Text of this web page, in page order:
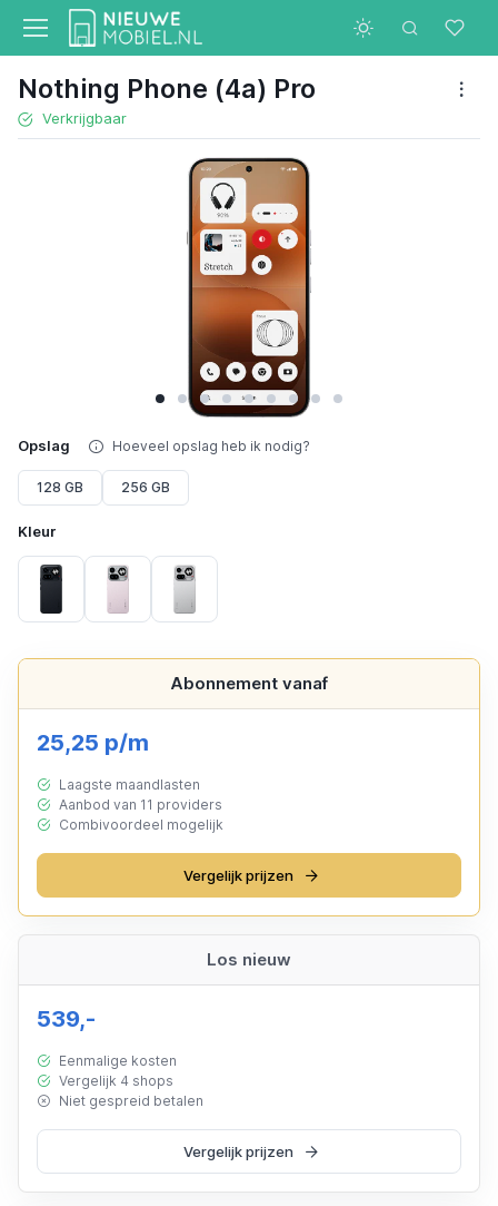
Nothing Phone (4a) Pro
Verkrijgbaar
Opslag Hoeveel opslag heb ik nodig?
128 GB 256 GB
Kleur
Abonnement vanaf
25,25 p/m
Laagste maandlasten
Aanbod van 11 providers
Combivoordeel mogelijk
Vergelijk prijzen
Los nieuw
539,-
Eenmalige kosten
Vergelijk 4 shops
Niet gespreid betalen
Vergelijk prijzen